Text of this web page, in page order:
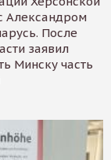
Александром
После
заявил
Минску часть